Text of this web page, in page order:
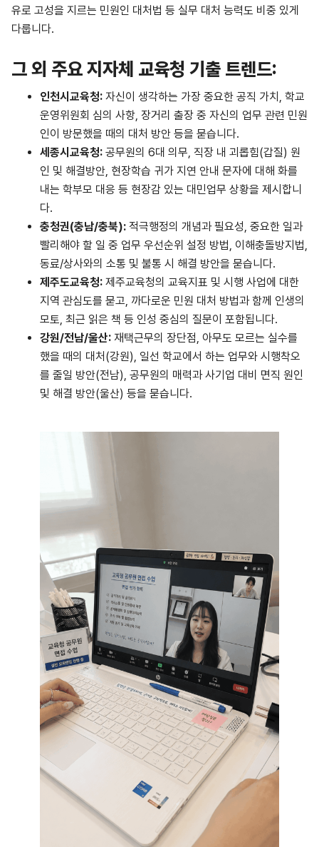
유로 고성을 지르는 민원인 대처법 등 실무 대처 능력도 비중 있게
다룹니다.
그 외 주요 지자체 교육청 기출 트렌드:
인천시교육청: 자신이 생각하는 가장 중요한 공직 가치, 학교
운영위원회 심의 사항, 장거리 출장 중 자신의 업무 관련 민원
인이 방문했을 때의 대처 방안 등을 묻습니다.
세종시교육청: 공무원의 6대 의무, 직장 내 괴롭힘(갑질) 원
인 및 해결방안, 현장학습 귀가 지연 안내 문자에 대해 화를
내는 학부모 대응 등 현장감 있는 대민업무 상황을 제시합니
다.
충청권(충남/충북): 적극행정의 개념과 필요성, 중요한 일과
빨리해야 할 일 중 업무 우선순위 설정 방법, 이해충돌방지법,
동료/상사와의 소통 및 불통 시 해결 방안을 묻습니다.
제주도교육청: 제주교육청의 교육지표 및 시행 사업에 대한
지역 관심도를 묻고, 까다로운 민원 대처 방법과 함께 인생의
모토, 최근 읽은 책 등 인성 중심의 질문이 포함됩니다.
강원/전남/울산: 재택근무의 장단점, 아무도 모르는 실수를
했을 때의 대처(강원), 일선 학교에서 하는 업무와 시행착오
를 줄일 방안(전남), 공무원의 매력과 사기업 대비 면직 원인
및 해결 방안(울산) 등을 묻습니다.